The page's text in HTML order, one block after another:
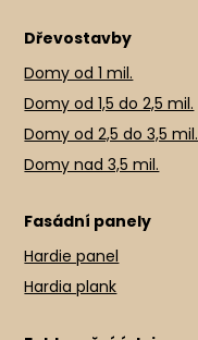
Dřevostavby
Domy od 1 mil.
Domy od 1,5 do 2,5 mil.
Domy od 2,5 do 3,5 mil.
Domy nad 3,5 mil.
Fasádní panely
Hardie panel
Hardia plank